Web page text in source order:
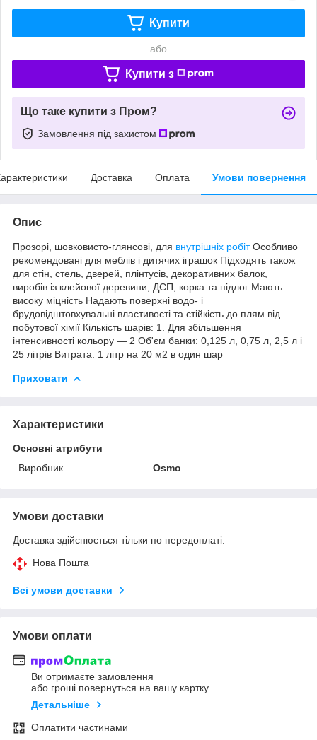
Купити
або
Купити з
Що таке купити з Пром?
Замовлення під захистом
Доставка Оплата Умови повернення
Опис
Прозорі, шовковисто-глянсові, для внутрішніх робітОсобливо
рекомендовані для меблів і дитячих іграшок Підходять також
для стін, стель, дверей, плінтусів, декоративних балок,
виробів із клейової деревини, ДСП, корка та підлог Мають
високу міцність Надають поверхні водо- і
брудовідштовхувальні властивості та стійкість до плям від
побутової хімії Кількість шарів: 1. Для збільшення
інтенсивності кольору — 2 Об'єм банки: 0,125 л, 0,75 л, 2,5 л і
25 літрів Витрата: 1 літр на 20 м2 в один шар
Приховати
Характеристики
Основні атрибути
Виробник
Osmo
Умови доставки
Доставка здійснюється тільки по передоплаті.
Нова Пошта
Всі умови доставки
Умови оплати
Ви отримаєте замовлення
або гроші повернуться на вашу картку
Детальніше
Оплатити частинами